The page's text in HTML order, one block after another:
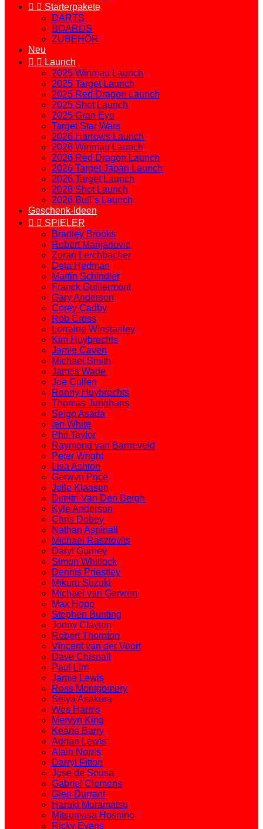
  Starterpakete
DARTS
BOARDS
ZUBEHÖR
Neu
  Launch
2025 Winmau Launch
2025 Target Launch
2025 Red Dragon Launch
2025 Shot Launch
2025 Gran Eye
Target Star Wars
2026 Harrows Launch
2026 Winmau Launch
2026 Red Dragon Launch
2026 Target Japan Launch
2026 Target Launch
2026 Shot Launch
2026 Bull`s Launch
Geschenk-Ideen
  SPIELER
Bradley Brooks
Robert Marijanovic
Zoran Lerchbacher
Deta Hedman
Martin Schindler
Franck Guillermont
Gary Anderson
Corey Cadby
Rob Cross
Lorraine Winstanley
Kim Huybrechts
Jamie Caven
Michael Smith
James Wade
Joe Cullen
Ronny Huybrechts
Thomas Junghans
Seigo Asada
Ian White
Phil Taylor
Raymond van Barneveld
Peter Wright
Lisa Ashton
Gerwyn Price
Jelle Klaasen
Dimitri Van Den Bergh
Kyle Anderson
Chris Dobey
Nathan Aspinall
Michael Rasztovits
Daryl Gurney
Simon Whitlock
Dennis Priestley
Mikuru Suzuki
Michael van Gerwen
Max Hopp
Stephen Bunting
Jonny Clayton
Robert Thornton
Vincent van der Voort
Dave Chisnall
Paul Lim
Jamie Lewis
Ross Montgomery
Seiya Asakura
Wes Harms
Mervyn King
Keane Barry
Adrian Lewis
Alain Norris
Darryl Fitton
Jose de Sousa
Gabriel Clemens
Glen Durrant
Haruki Muramatsu
Mitsumasa Hoshino
Ricky Evans